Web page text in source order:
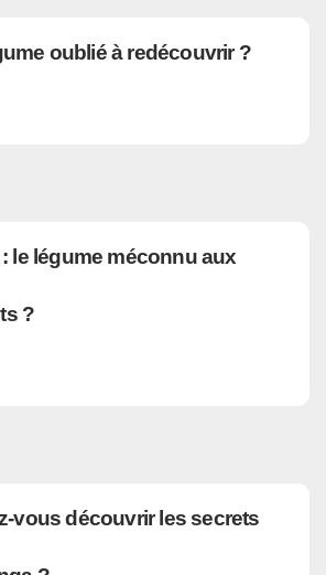
oublié à redécouvrir ?
le légume méconnu aux
?
vous découvrir les secrets